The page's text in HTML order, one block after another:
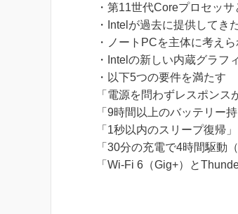
・第11世代Coreプロセッ
・Intelが過去に提供して
・ノートPCを主体に考え
・Intelの新しい内蔵グラフ
・以下5つの要件を満たす
「電源を問わずレスポンス
「9時間以上のバッテリー
「1秒以内のスリープ復帰」
「30分の充電で4時間駆動
「Wi-Fi 6（Gig+）と